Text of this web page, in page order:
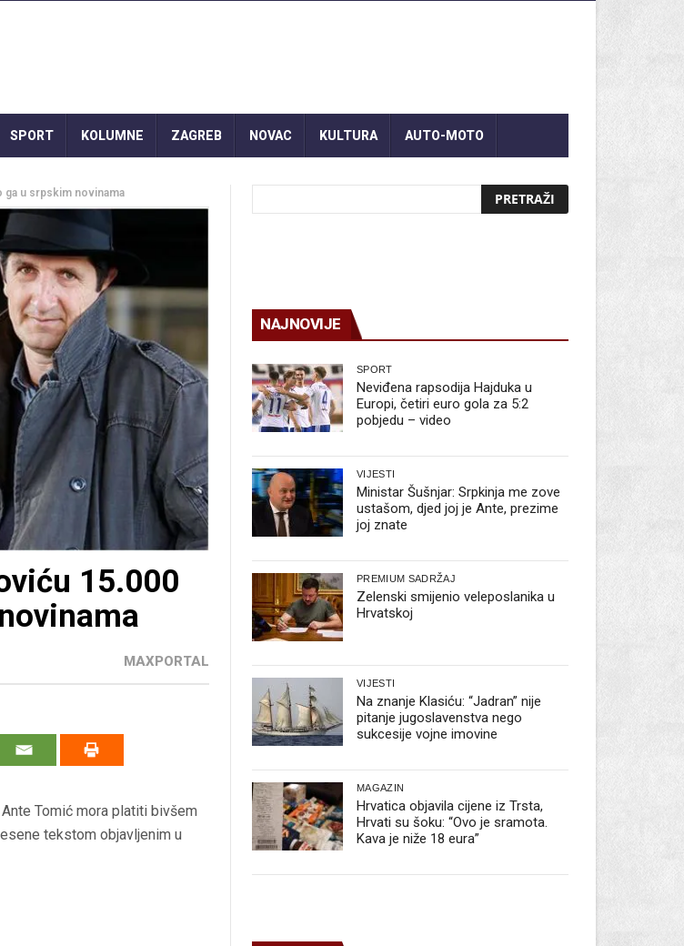
SPORT KOLUMNE ZAGREB NOVAC KULTURA AUTO-MOTO
ga u srpskim novinama
15.000
MAXPORTAL
Tomić mora platiti bivšem
tekstom objavljenim u
NAJNOVIJE
SPORT
Neviđena rapsodija Hajduka u
Europi, četiri euro gola za 5:2
pobjedu – video
VIJESTI
Ministar Šušnjar: Srpkinja me zove
ustašom, djed joj je Ante, prezime
joj znate
PREMIUM SADRŽAJ
Zelenski smijenio veleposlanika u
Hrvatskoj
VIJESTI
Na znanje Klasiću: “Jadran” nije
pitanje jugoslavenstva nego
sukcesije vojne imovine
MAGAZIN
Hrvatica objavila cijene iz Trsta,
Hrvati su šoku: “Ovo je sramota.
Kava je niže 18 eura”